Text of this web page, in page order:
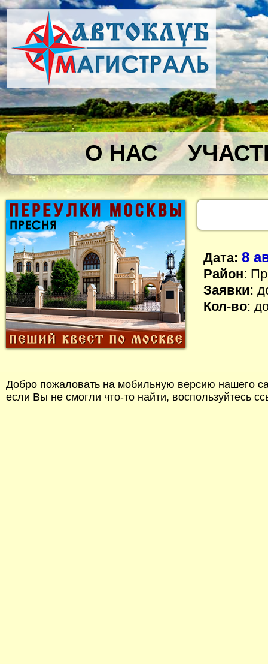
О НАС
Дата: 8
Район:
Заявки:
Кол-во:
Добро пожаловать на мобильную версию нашего
если Вы не смогли что-то найти, воспользуйтесь